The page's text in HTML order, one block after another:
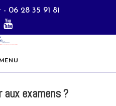
06 28 35 91 81
MENU
aux examens ?